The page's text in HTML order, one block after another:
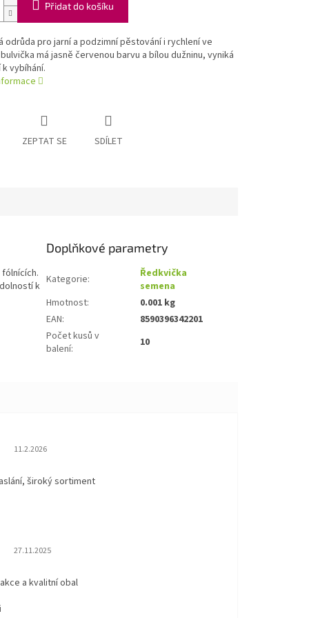
Přidat do košíku
odrůda pro jarní a podzimní pěstování i rychlení ve
má jasně červenou barvu a bílou dužninu, vyniká
vybíhání.
ZEPTAT SE SDÍLET
k
Doplňkové parametry
Kategorie:
Ředkvička
semena
Hmotnost:
0.001 kg
EAN:
8590396342201
Počet kusů v
balení: 10
Hodnocení obchodu je 5 z 5 hvězdiček.
11.2.2026
široký sortiment
Hodnocení obchodu je 5 z 5 hvězdiček.
27.11.2025
a kvalitní obal